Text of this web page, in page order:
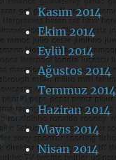
Kasım 2014
Ekim 2014
Eylül 2014
Ağustos 2014
Temmuz 2014
Haziran 2014
Mayıs 2014
Nisan 2014